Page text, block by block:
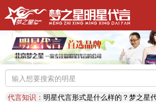
明星代言：找明星代言基本流程包括哪些?明
推荐阅读：2026年明星肖像代言费【8月实时
推荐阅读：2026年如何找明星代言,如何请明星代言,怎
明星代言：2026年诚招各地广告公司，策划公
推荐阅读：找明星代言哪个渠道最好？费用多
代言知识： 明星代言形式是什么样的？梦之星